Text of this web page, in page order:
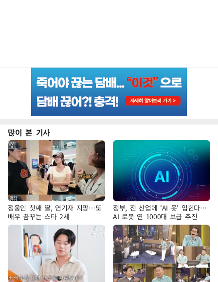
많이 본 기사
정웅인 첫째 딸, 연기자 지망…또
배우 꿈꾸는 스타 2세
정부, 전 산업에 'AI 옷' 입힌다…
AI 로봇 연 1000대 보급 추진